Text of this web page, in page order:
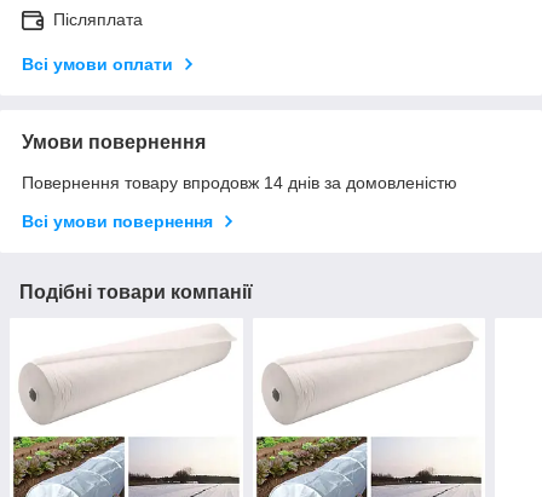
Післяплата
Всі умови оплати
Умови повернення
Повернення товару впродовж 14 днів за домовленістю
Всі умови повернення
Подібні товари компанії